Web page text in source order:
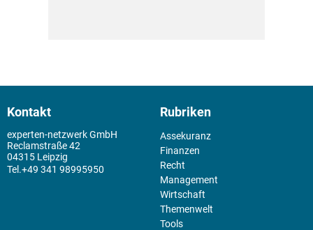
Kontakt
experten-netzwerk GmbH
Reclamstraße 42
04315 Leipzig
+49 341 98995950
Rubriken
Assekuranz
Finanzen
Recht
Management
Wirtschaft
Themenwelt
Tools